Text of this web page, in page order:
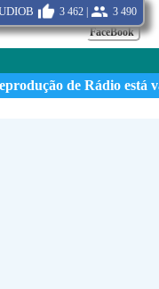
FaceBook
3 462 | 3 490
de Rádio está